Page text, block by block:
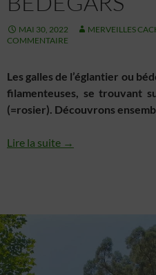
MAI 30, 2022 MERVEILLES
COMMENTAIRE
Les galles de l’églantier ou
filamenteuses, se trouvant
(=rosier). Découvrons
Lire la suite →